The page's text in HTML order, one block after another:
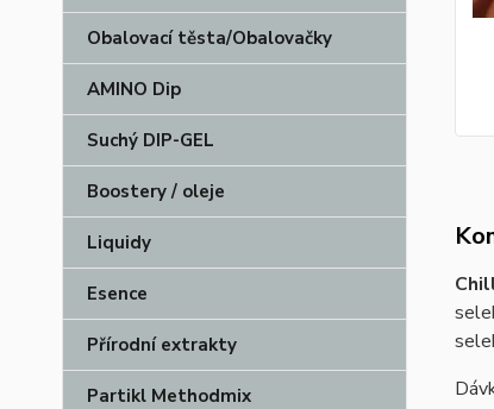
Obalovací těsta/Obalovačky
AMINO Dip
Suchý DIP-GEL
Boostery / oleje
Liquidy
Esence
Přírodní extrakty
Partikl Methodmix